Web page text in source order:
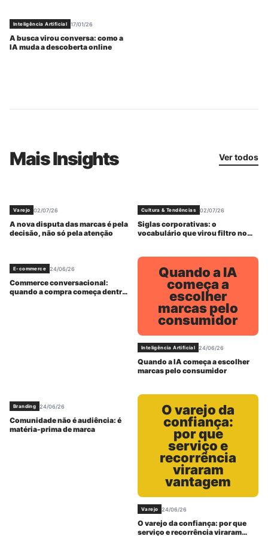
Inteligência Artificial 17/01/26
A busca virou conversa: como a
IA muda a descoberta online
Mais Insights Ver todos
Varejo 02/07/26
A nova disputa das marcas é pela
decisão, não só pela atenção
Cultura & Tendências 02/07/26
Siglas corporativas: o
vocabulário que virou filtro no
E-commerce 24/06/26
Commerce conversacional:
quando a compra começa dentro
Quando a IA
começa a
escolher
marcas pelo
consumidor
Inteligência Artificial 24/06/26
Quando a IA começa a escolher
marcas pelo consumidor
Branding 24/06/26
Comunidade não é audiência: é
matéria-prima de marca
O varejo da
confiança:
por que
serviço e
recorrência
viraram
vantagem
Varejo 24/06/26
O varejo da confiança: por que
serviço e recorrência viraram